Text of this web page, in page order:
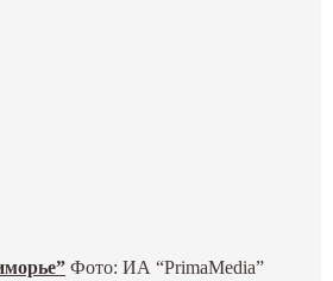
Спецпроекты
Фото:ИА “PrimaMedia”